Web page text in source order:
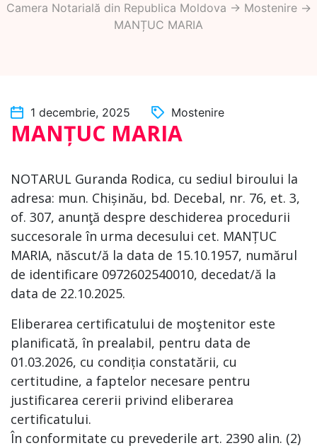
Camera Notarială din Republica Moldova -> Mostenire->
MANȚUC MARIA
1 decembrie, 2025 Mostenire
MANȚUC MARIA
NOTARUL Guranda Rodica, cu sediul biroului la
adresa: mun. Chișinău, bd. Decebal, nr. 76, et. 3,
of. 307, anunţă despre deschiderea procedurii
succesorale în urma decesului cet. MANȚUC
MARIA, născut/ă la data de 15.10.1957, numărul
de identificare 0972602540010, decedat/ă la
data de 22.10.2025.
Eliberarea certificatului de moştenitor este
planificată, în prealabil, pentru data de
01.03.2026, cu condiția constatării, cu
certitudine, a faptelor necesare pentru
justificarea cererii privind eliberarea
certificatului.
În conformitate cu prevederile art. 2390 alin. (2)